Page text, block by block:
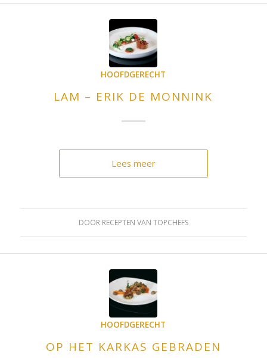
HOOFDGERECHT
LAM – ERIK DE MONNINK
Lees meer
DOOR RECEPTEN VAN TOPCHEFS
HOOFDGERECHT
OP HET KARKAS GEBRADEN